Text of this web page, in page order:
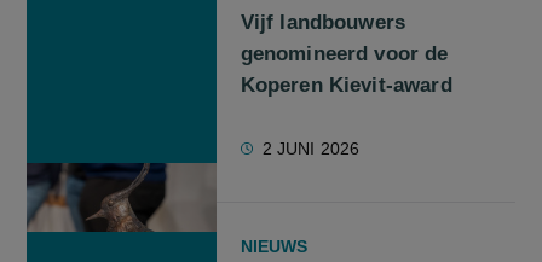
Vijf landbouwers
genomineerd voor de
Koperen Kievit-award
2 JUNI 2026
NIEUWS